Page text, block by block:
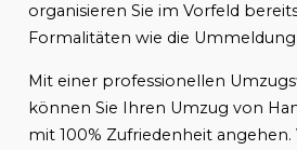
organisieren Sie im Vorfeld
Formalitäten wie die Ummeldung
Mit einer professionellen
können Sie Ihren Umzug von
mit 100% Zufriedenheit angehen.